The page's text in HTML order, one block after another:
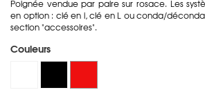
Poignée vendue par paire sur rosace. Les
en option : clé en i, clé en L ou conda/
section "accessoires".
Couleurs